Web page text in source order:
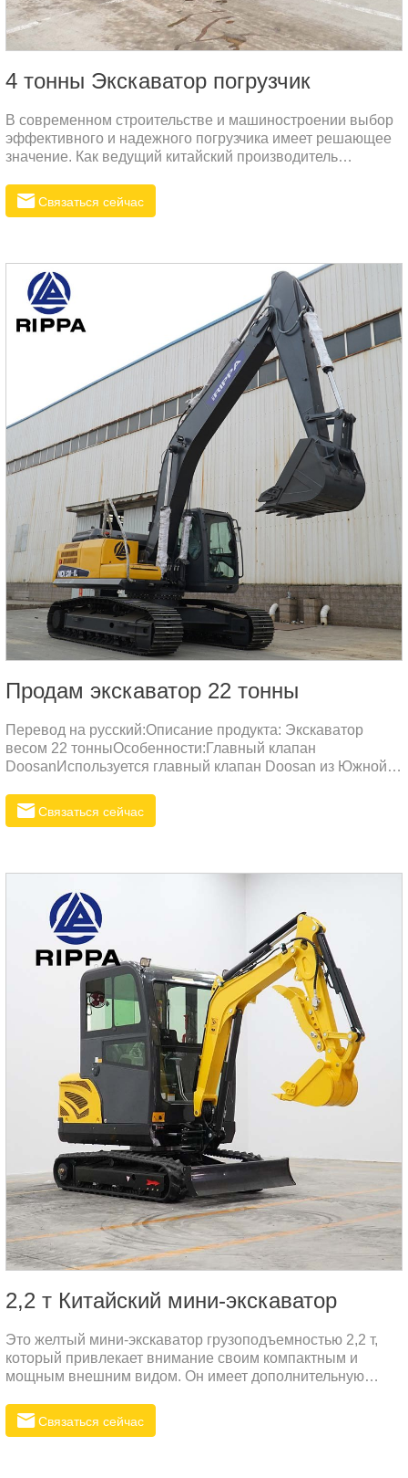
4 тонны Экскаватор погрузчик
В современном строительстве и машиностроении выбор
эффективного и надежного погрузчика имеет решающее
значение. Как ведущий китайский производитель
представляет 4-тонный экскаватор-погрузчик,
разработанный специально для российского рынка.
Связаться сейчас
Продам экскаватор 22 тонны
Перевод на русский:Описание продукта: Экскаватор
весом 22 тонныОсобенности:Главный клапан
DoosanИспользуется главный клапан Doosan из Южной
потери давления. По сравнению с клапанами других
брендов, клапан Doosan отличается более эффективным
Связаться сейчас
2,2 т Китайский мини-экскаватор
Это желтый мини-экскаватор грузоподъемностью 2,2 т,
который привлекает внимание своим компактным и
мощным внешним видом. Он имеет дополнительную
демонстрирует его материалоемкость по сравнению с
аналогичным оборудованием, а также отражает его
Связаться сейчас